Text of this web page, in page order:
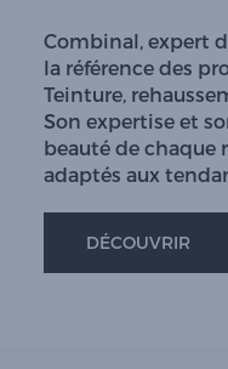
Combinal, expert
la référence des
Teinture,
Son expertise et
beauté de chaque
adaptés aux
DÉCOUVRIR